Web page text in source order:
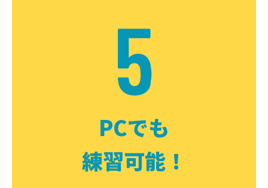
5
PCでも
練習可能！